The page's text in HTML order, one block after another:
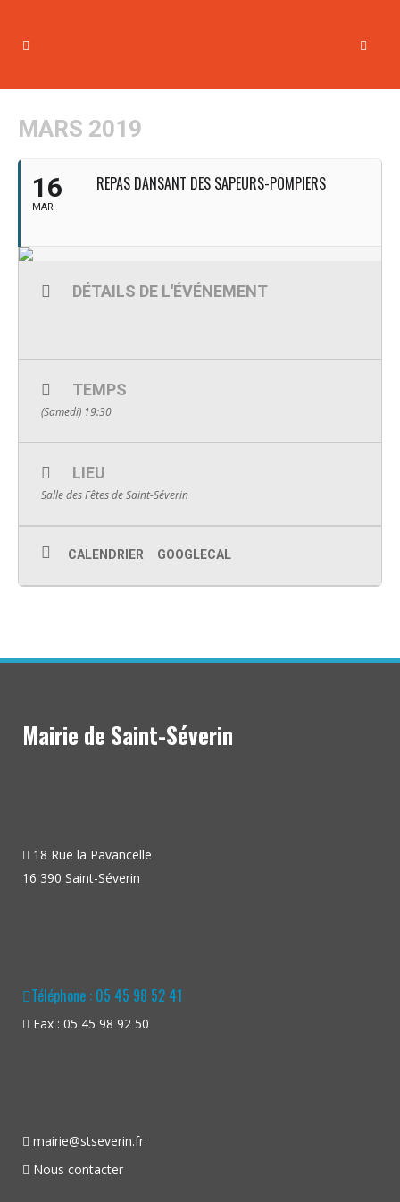
MARS 2019
16
MAR
REPAS DANSANT DES SAPEURS-POMPIERS
DÉTAILS DE L'ÉVÉNEMENT
TEMPS
(Samedi) 19:30
LIEU
Salle des Fêtes de Saint-Séverin
CALENDRIER GOOGLECAL
Mairie de Saint-Séverin
18 Rue la Pavancelle
16 390 Saint-Séverin
Téléphone : 05 45 98 52 41
Fax : 05 45 98 92 50
mairie@stseverin.fr
Nous contacter